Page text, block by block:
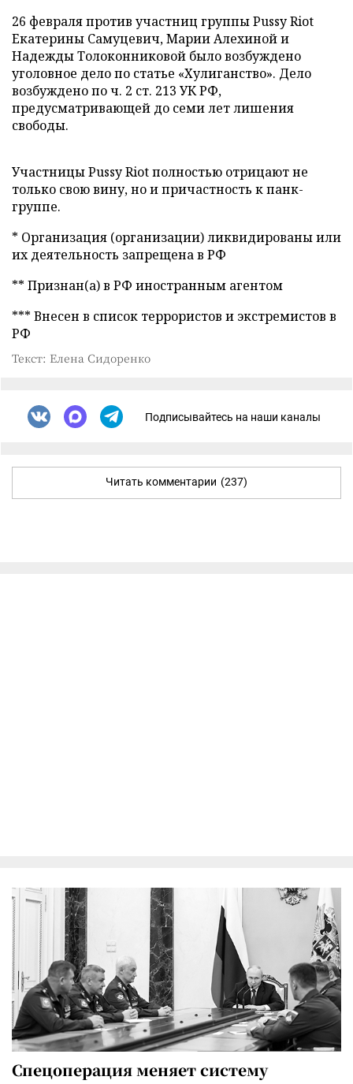
26 февраля против участниц группы Pussy Riot
Екатерины Самуцевич, Марии Алехиной и
Надежды Толоконниковой было возбуждено
уголовное дело по статье «Хулиганство». Дело
возбуждено по ч. 2 ст. 213 УК РФ,
предусматривающей до семи лет лишения
свободы.
Участницы Pussy Riot полностью отрицают не
только свою вину, но и причастность к панк-
группе.
* Организация (организации) ликвидированы или
их деятельность запрещена в РФ
** Признан(а) в РФ иностранным агентом
*** Внесен в список террористов и экстремистов в
РФ
Текст: Елена Сидоренко
Подписывайтесь на наши каналы
Читать комментарии (237)
Спецоперация меняет систему